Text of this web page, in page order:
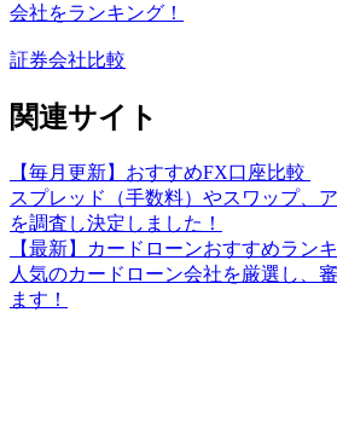
会社をランキング！
証券会社比較
関連サイト
【毎月更新】おすすめFX口座比較
スプレッド（手数料）やスワップ、
を調査し決定しました！
【最新】カードローンおすすめラン
人気のカードローン会社を厳選し、
ます！